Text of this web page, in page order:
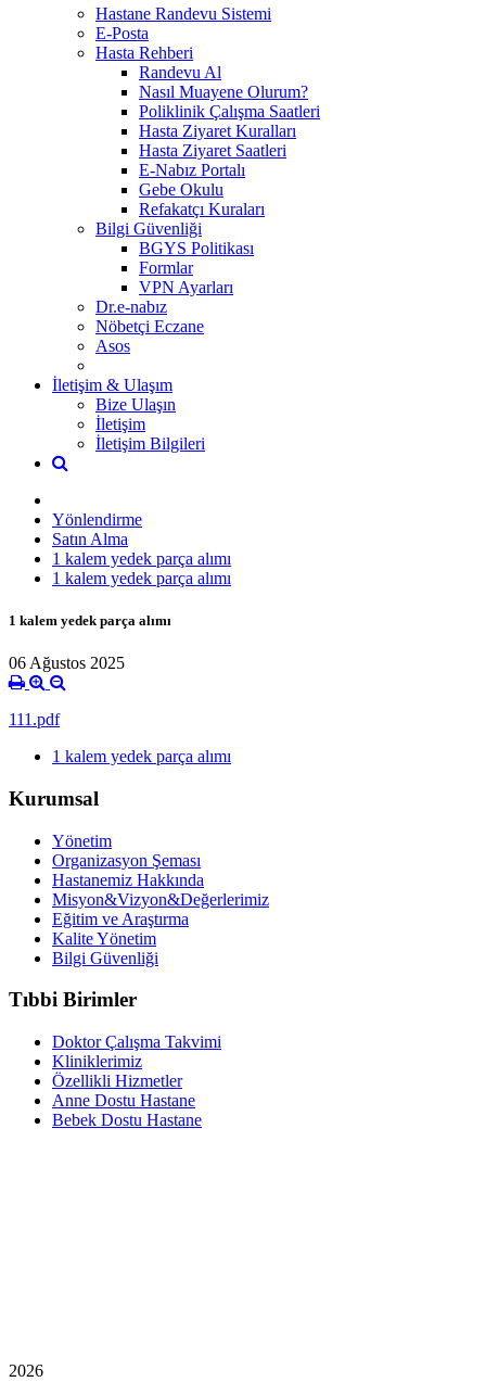
Hastane Randevu Sistemi
E-Posta
Hasta Rehberi
Randevu Al
Nasıl Muayene Olurum?
Poliklinik Çalışma Saatleri
Hasta Ziyaret Kuralları
Hasta Ziyaret Saatleri
E-Nabız Portalı
Gebe Okulu
Refakatçı Kuraları
Bilgi Güvenliği
BGYS Politikası
Formlar
VPN Ayarları
Dr.e-nabız
Nöbetçi Eczane
Asos
İletişim & Ulaşım
Bize Ulaşın
İletişim
İletişim Bilgileri
Yönlendirme
Satın Alma
1 kalem yedek parça alımı
1 kalem yedek parça alımı
1 kalem yedek parça alımı
06 Ağustos 2025
111.pdf
1 kalem yedek parça alımı
Kurumsal
Yönetim
Organizasyon Şeması
Hastanemiz Hakkında
Misyon&Vizyon&Değerlerimiz
Eğitim ve Araştırma
Kalite Yönetim
Bilgi Güvenliği
Tıbbi Birimler
Doktor Çalışma Takvimi
Kliniklerimiz
Özellikli Hizmetler
Anne Dostu Hastane
Bebek Dostu Hastane
2026